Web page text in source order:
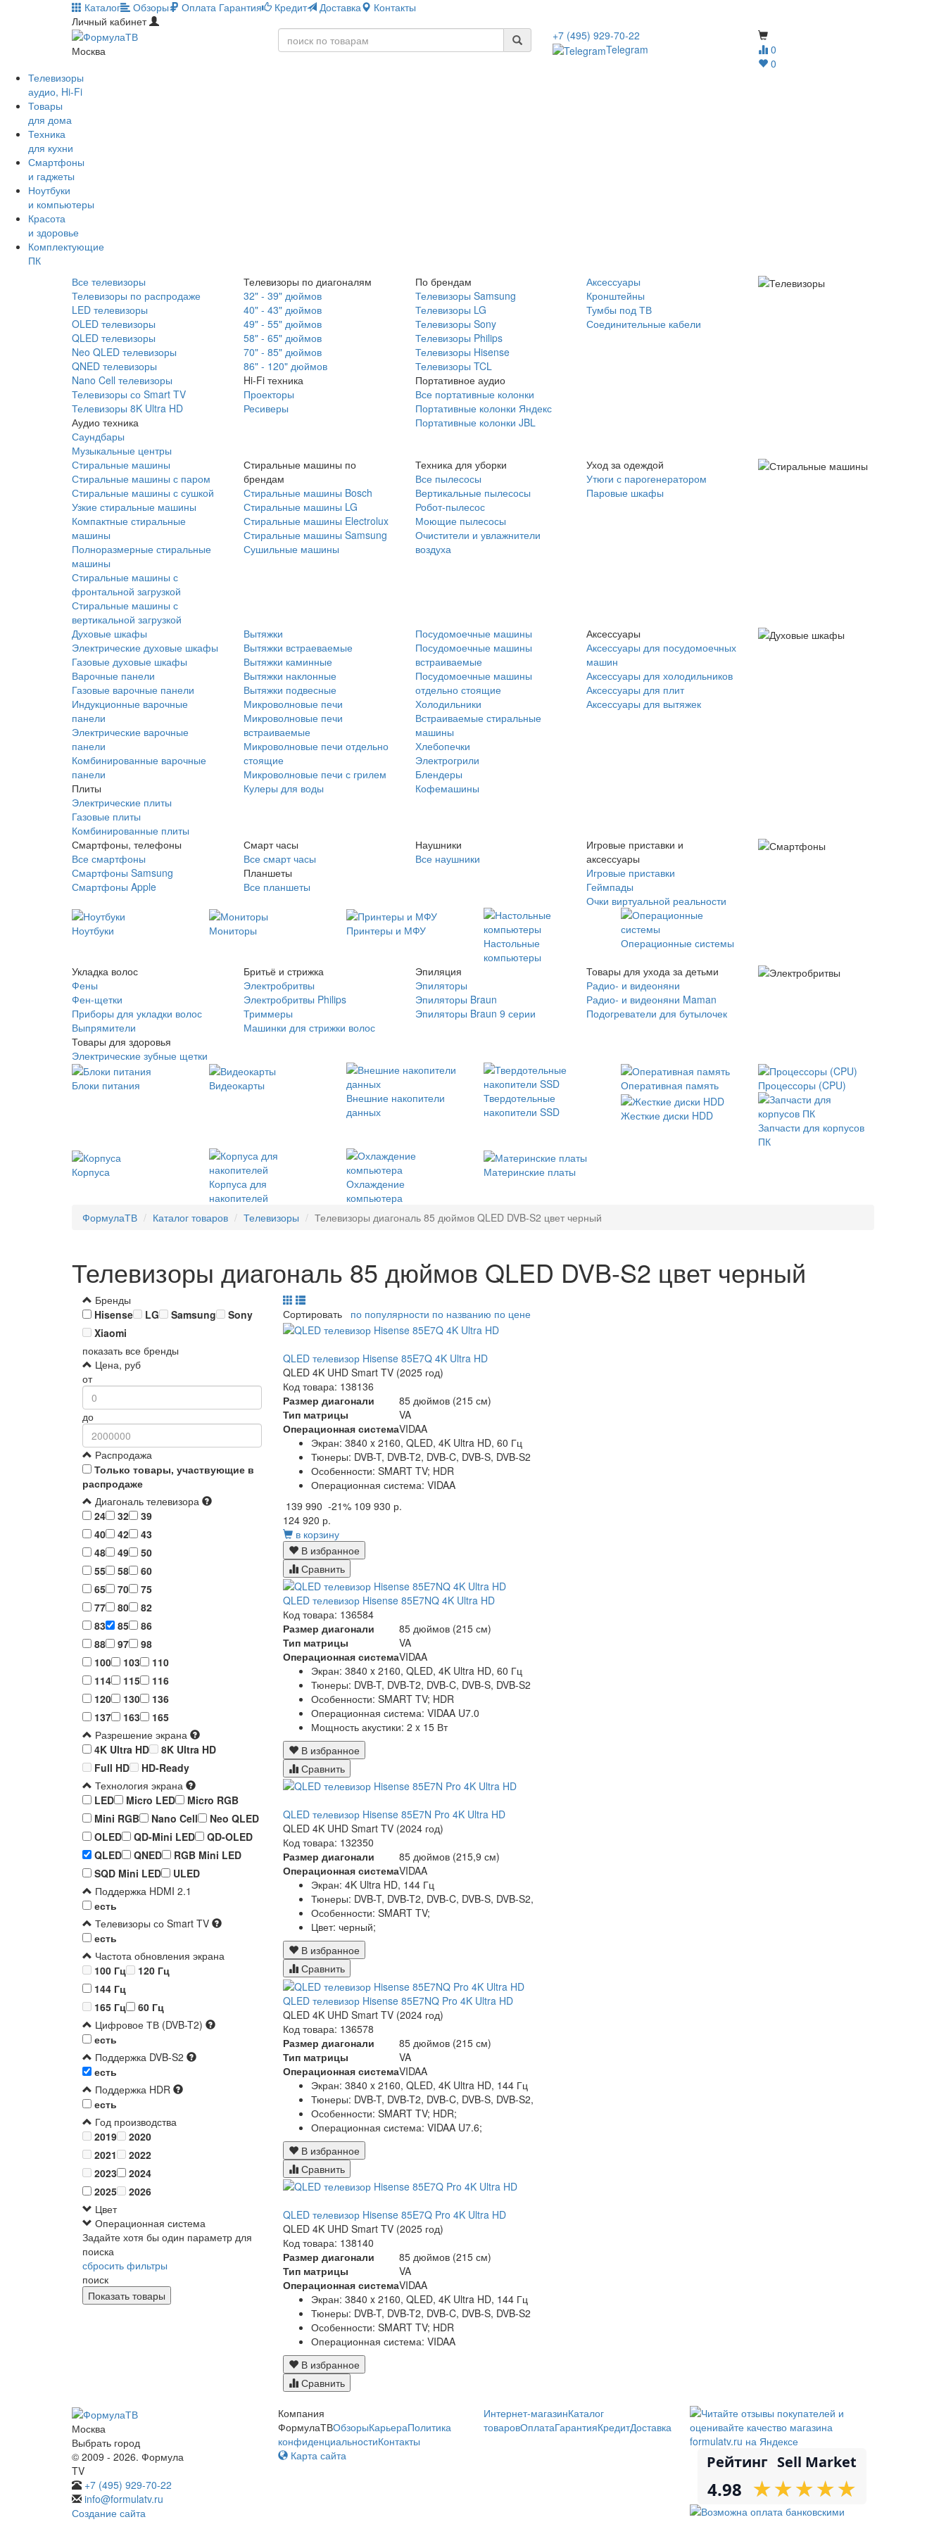
Каталог Обзоры Оплата Гарантия Кредит Доставка
Контакты
Личный кабинет
Москва
0
0
+7 (495) 929-70-22
Telegram
Телевизоры
аудио, Hi-Fi
Товары
для дома
Техника
для кухни
Смартфоны
и гаджеты
Ноутбуки
и компьютеры
Красота
и здоровье
Комплектующие
ПК
Все телевизоры
Телевизоры по распродаже
LED телевизоры
OLED телевизоры
QLED телевизоры
Neo QLED телевизоры
QNED телевизоры
Nano Cell телевизоры
Телевизоры со Smart TV
Телевизоры 8K Ultra HD
Аудио техника
Саундбары
Музыкальные центры
Телевизоры по диагоналям
32" - 39" дюймов
40" - 43" дюймов
49" - 55" дюймов
58" - 65" дюймов
70" - 85" дюймов
86" - 120" дюймов
Hi-Fi техника
Проекторы
Ресиверы
По брендам
Телевизоры Samsung
Телевизоры LG
Телевизоры Sony
Телевизоры Philips
Телевизоры Hisense
Телевизоры TCL
Портативное аудио
Все портативные колонки
Портативные колонки Яндекс
Портативные колонки JBL
Аксессуары
Кронштейны
Тумбы под ТВ
Соединительные кабели
Стиральные машины
Стиральные машины с паром
Стиральные машины с сушкой
Узкие стиральные машины
Компактные стиральные
машины
Полноразмерные стиральные
машины
Стиральные машины с
фронтальной загрузкой
Стиральные машины с
вертикальной загрузкой
Стиральные машины по
брендам
Стиральные машины Bosch
Стиральные машины LG
Стиральные машины Electrolux
Стиральные машины Samsung
Сушильные машины
Техника для уборки
Все пылесосы
Вертикальные пылесосы
Робот-пылесос
Моющие пылесосы
Очистители и увлажнители
воздуха
Уход за одеждой
Утюги с парогенератором
Паровые шкафы
Духовые шкафы
Электрические духовые шкафы
Газовые духовые шкафы
Варочные панели
Газовые варочные панели
Индукционные варочные
панели
Электрические варочные
панели
Комбинированные варочные
панели
Плиты
Электрические плиты
Газовые плиты
Комбинированные плиты
Вытяжки
Вытяжки встраеваемые
Вытяжки каминные
Вытяжки наклонные
Вытяжки подвесные
Микроволновые печи
Микроволновые печи
встраиваемые
Микроволновые печи отдельно
стоящие
Микроволновые печи с грилем
Кулеры для воды
Посудомоечные машины
Посудомоечные машины
встраиваемые
Посудомоечные машины
отдельно стоящие
Холодильники
Встраиваемые стиральные
машины
Хлебопечки
Электрогрили
Блендеры
Кофемашины
Аксессуары
Аксессуары для посудомоечных
машин
Аксессуары для холодильников
Аксессуары для плит
Аксессуары для вытяжек
Смартфоны, телефоны
Все смартфоны
Смартфоны Samsung
Смартфоны Apple
Смарт часы
Все смарт часы
Планшеты
Все планшеты
Наушники
Все наушники
Игровые приставки и
аксессуары
Игровые приставки
Геймпады
Очки виртуальной реальности
Ноутбуки Мониторы
Принтеры и МФУ
Настольные
компьютеры
Операционные системы
Укладка волос
Фены
Фен-щетки
Приборы для укладки волос
Выпрямители
Товары для здоровья
Электрические зубные щетки
Бритьё и стрижка
Электробритвы
Электробритвы Philips
Триммеры
Машинки для стрижки волос
Эпиляция
Эпиляторы
Эпиляторы Braun
Эпиляторы Braun 9 серии
Товары для ухода за детьми
Радио- и видеоняни
Радио- и видеоняни Maman
Подогреватели для бутылочек
Блоки питания
Видеокарты
Внешние накопители
данных
Твердотельные
накопители SSD
Оперативная память Процессоры (CPU)
Жесткие диски HDD
Запчасти для корпусов
ПК
Корпуса
Корпуса для
накопителей
Охлаждение
компьютера
Материнские платы
ФормулаТВ Каталог товаров Телевизоры Телевизоры диагональ 85 дюймов QLED DVB-S2 цвет черный
Телевизоры диагональ 85 дюймов QLED DVB-S2 цвет черный
Бренды
Hisense
LG Samsung
Sony
Xiaomi
показать все бренды
Цена, руб
от
до
Распродажа
Только товары, участвующие в
распродаже
Диагональ телевизора
24
32
39
40
42
43
48
49
50
55
58
60
65
70
75
77
80
82
83
85
86
88
97
98
100
103
110
114
115
116
120
130
136
137
163
165
Разрешение экрана
4K Ultra HD
8K Ultra HD
Full HD
HD-Ready
Технология экрана
LED
Micro LED
Micro RGB
Mini RGB
Nano Cell
Neo QLED
OLED
QD-Mini LED
QD-OLED
QLED
QNED
RGB Mini LED
SQD Mini LED
ULED
Поддержка HDMI 2.1
есть
Телевизоры со Smart TV
есть
Частота обновления экрана
100 Гц
120 Гц
144 Гц
165 Гц
60 Гц
Цифровое ТВ (DVB-T2)
есть
Поддержка DVB-S2
есть
Поддержка HDR
есть
Год производства
2019
2020
2021
2022
2023
2024
2025
2026
Цвет
Операционная система
Задайте хотя бы один параметр для
поиска
сбросить фильтры
поиск
Сортировать по популярности по названию по цене
QLED телевизор Hisense 85E7Q 4K Ultra HD
QLED 4K UHD Smart TV (2025 год)
Код товара: 138136
Размер диагонали
85 дюймов (215 см)
Тип матрицы
VA
Операционная системаVIDAA
Экран: 3840 x 2160, QLED, 4K Ultra HD, 60 Гц
Тюнеры: DVB-T, DVB-T2, DVB-C, DVB-S, DVB-S2
Особенности: SMART TV; HDR
Операционная система: VIDAA
139 990 -21% 109 930 р.
124 920 р.
в корзину
В избранное
Сравнить
QLED телевизор Hisense 85E7NQ 4K Ultra HD
Код товара: 136584
Размер диагонали
85 дюймов (215 см)
Тип матрицы
VA
Операционная системаVIDAA
Экран: 3840 x 2160, QLED, 4K Ultra HD, 60 Гц
Тюнеры: DVB-T, DVB-T2, DVB-C, DVB-S, DVB-S2
Особенности: SMART TV; HDR
Операционная система: VIDAA U7.0
Мощность акустики: 2 x 15 Вт
В избранное
Сравнить
QLED телевизор Hisense 85E7N Pro 4K Ultra HD
QLED 4K UHD Smart TV (2024 год)
Код товара: 132350
Размер диагонали
85 дюймов (215,9 см)
Операционная системаVIDAA
Экран: 4K Ultra HD, 144 Гц
Тюнеры: DVB-T, DVB-T2, DVB-C, DVB-S, DVB-S2,
Особенности: SMART TV;
Цвет: черный;
В избранное
Сравнить
QLED телевизор Hisense 85E7NQ Pro 4K Ultra HD
QLED 4K UHD Smart TV (2024 год)
Код товара: 136578
Размер диагонали
85 дюймов (215 см)
Тип матрицы
VA
Операционная системаVIDAA
Экран: 3840 x 2160, QLED, 4K Ultra HD, 144 Гц
Тюнеры: DVB-T, DVB-T2, DVB-C, DVB-S, DVB-S2,
Особенности: SMART TV; HDR;
Операционная система: VIDAA U7.6;
В избранное
Сравнить
QLED телевизор Hisense 85E7Q Pro 4K Ultra HD
QLED 4K UHD Smart TV (2025 год)
Код товара: 138140
Размер диагонали
85 дюймов (215 см)
Тип матрицы
VA
Операционная системаVIDAA
Экран: 3840 x 2160, QLED, 4K Ultra HD, 144 Гц
Тюнеры: DVB-T, DVB-T2, DVB-C, DVB-S, DVB-S2
Особенности: SMART TV; HDR
Операционная система: VIDAA
В избранное
Сравнить
Москва
Выбрать город
© 2009 - 2026. Формула
TV
+7 (495) 929-70-22
info@formulatv.ru
Создание сайта
Компания
ФормулаТВОбзорыКарьераПолитика
конфиденциальностиКонтакты
Интернет-магазинКаталог
товаровОплатаГарантияКредитДоставка
Карта сайта
Рейтинг Sell Market
4.98 ★
★★
★★
★★
★★
★